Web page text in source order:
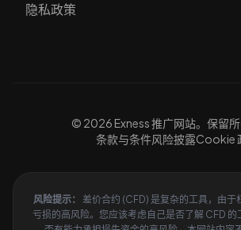
隐私政策
© 2026 Exness 推广网站。保留所
条款与条件风险披露Cookie
风险提示：
差价合约 (CFD) 是复杂的工具，由于
亏损的高风险。您应该考虑自己是否了解 CFD